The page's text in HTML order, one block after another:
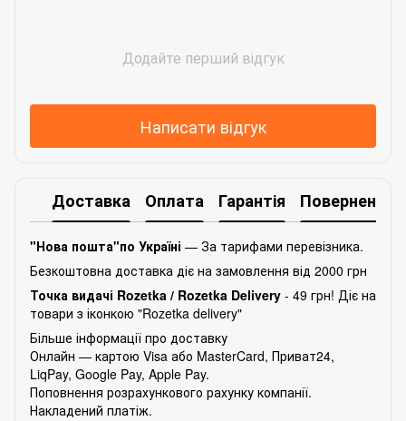
Додайте перший відгук
Написати відгук
Доставка Оплата Гарантія Повернення
"Нова пошта"по Україні — За тарифами перевізника.
Безкоштовна доставка діє на замовлення від 2000 грн
Точка видачі Rozetka / Rozetka Delivery - 49 грн! Діє на
товари з іконкою "Rozetka delivery"
Більше інформації про доставку
Онлайн — картою Visa або MasterCard, Приват24,
LiqPay, Google Pay, Apple Pay.
Поповнення розрахункового рахунку компанії.
Накладений платіж.